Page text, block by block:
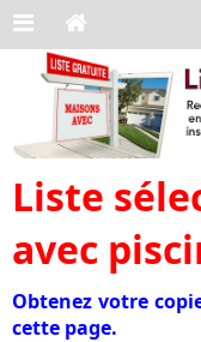
Liste
avec
Obtenez votre
cette page.